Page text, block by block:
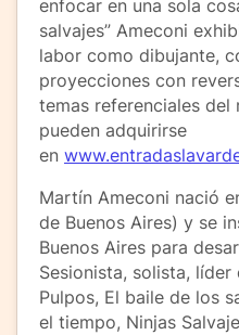
enfocar en una sola
salvajes” Ameconi
labor como dibujante,
proyecciones con
temas referenciales del
pueden adquirirse
en
Martín Ameconi nació
de Buenos Aires) y se
Buenos Aires para
Sesionista, solista,
Pulpos, El baile de los
el tiempo, Ninjas